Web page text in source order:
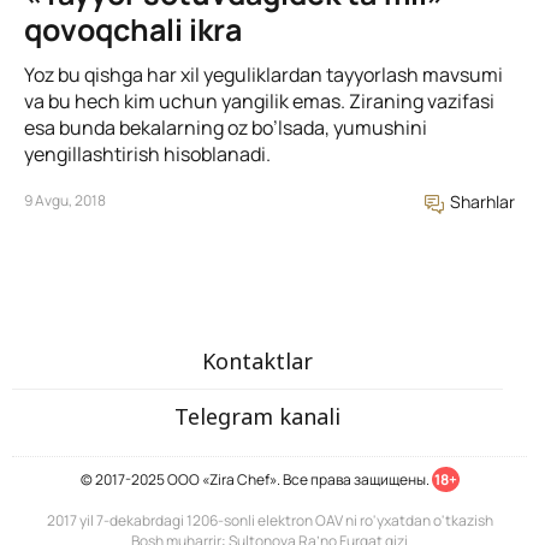
qovoqchali ikra
Yoz bu qishga har xil yeguliklardan tayyorlash mavsumi
va bu hech kim uchun yangilik emas. Ziraning vazifasi
esa bunda bekalarning oz bo’lsada, yumushini
yengillashtirish hisoblanadi.
9 Avgu, 2018 Sharhlar
Kontaktlar
Telegram kanali
© 2017-2025 ООО «Zira Chef». Все права защищены. 18+
2017 yil 7-dekabrdagi 1206-sonli elektron OAV ni ro'yxatdan o'tkazish
Bosh muharrir: Sultonova Ra’no Furqat qizi